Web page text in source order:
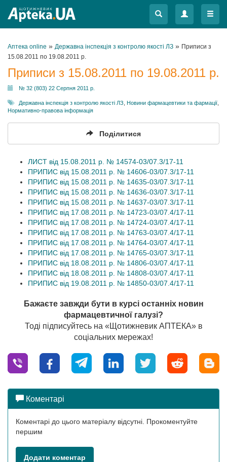
Меню
Меню
Аптека online » Державна інспекція з контролю якості ЛЗ » Приписи з
15.08.2011 по 19.08.2011 р.
Приписи з 15.08.2011 по 19.08.2011 р.
№ 32 (803) 22 Серпня 2011 р.
Державна інспекція з контролю якості ЛЗ Новини фармацевтики та фармації
Нормативно-правова інформація
Поділитися
ЛИСТ від 15.08.2011 р. № 14574-03/07.3/17-11
ПРИПИС від 15.08.2011 р. № 14606-03/07.3/17-11
ПРИПИС від 15.08.2011 р. № 14635-03/07.3/17-11
ПРИПИС від 15.08.2011 р. № 14636-03/07.3/17-11
ПРИПИС від 15.08.2011 р. № 14637-03/07.3/17-11
ПРИПИС від 17.08.2011 р. № 14723-03/07.4/17-11
ПРИПИС від 17.08.2011 р. № 14724-03/07.4/17-11
ПРИПИС від 17.08.2011 р. № 14763-03/07.4/17-11
ПРИПИС від 17.08.2011 р. № 14764-03/07.4/17-11
ПРИПИС від 17.08.2011 р. № 14765-03/07.3/17-11
ПРИПИС від 18.08.2011 р. № 14806-03/07.4/17-11
ПРИПИС від 18.08.2011 р. № 14808-03/07.4/17-11
ПРИПИС від 19.08.2011 р. № 14850-03/07.4/17-11
Бажаєте завжди бути в курсі останніх новин
фармацевтичної галузі?
Тоді підписуйтесь на «Щотижневик АПТЕКА» в
соціальних мережах!
Коментарі
Коментарі до цього матеріалу відсутні. Прокоментуйте
першим
Додати коментар